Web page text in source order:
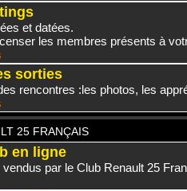
et datées.
les membres présents à
sorties
rencontres :les photos, les
25 FRANÇAIS
en ligne
par le Club Renault 25